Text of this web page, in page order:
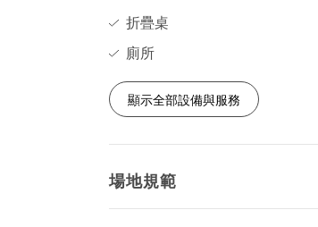
折疊桌
廁所
顯示全部設備與服務
場地規範